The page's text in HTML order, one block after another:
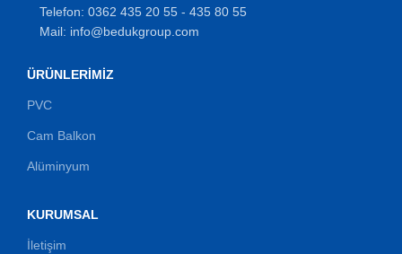
Telefon: 0362 435 20 55 - 435 80 55
Mail: info@bedukgroup.com
ÜRÜNLERIMIZ
PVC
Cam Balkon
Alüminyum
KURUMSAL
İletişim